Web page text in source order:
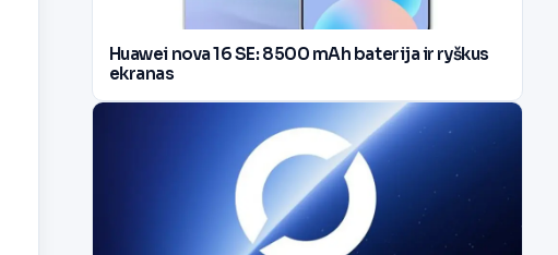
Huawei nova 16 SE: 8500 mAh baterija ir ryškus
ekranas